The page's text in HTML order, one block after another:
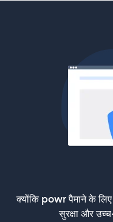
क्योंकि powr पैमाने के लिए
सुरक्षा और